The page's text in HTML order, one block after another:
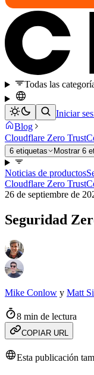
Todas las
Iniciar
Blog
Cloudflare Zero Trust
6 etiquetas
Mostrar 6
Noticias de productos
Cloudflare Zero Trust
26 de septiembre de
Seguridad
Mike Conlow y Matt
8 min de lectura
COPIAR URL
Esta publicación